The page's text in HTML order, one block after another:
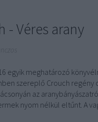
- Véres arany
egyik meghatározó
szereplő Crouch regény
az
nyom nélkül eltűnt. A